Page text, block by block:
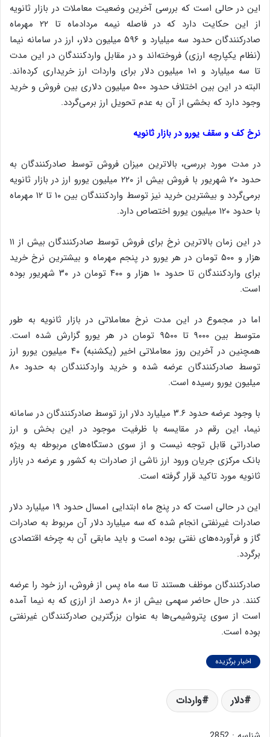
این در حالی است که بررسی‌ آخرین وضعیت معاملات در بازار ثانویه
از این حکایت دارد که در فاصله نیمه مردادماه تا ۲۲ مهرماه
صادرکنندگان حدود سه میلیارد و ۵۹۶ میلیون دلار، ارز در سامانه نیما
(نظام یکپارچه ارزی) فروخته‌اند و در مقابل واردکنندگان در این مدت
تا سه میلیارد و ۱۰۱ میلیون دلار برای واردات ارز خریداری کرده‌اند.
البته در این بین اختلاف حدود ۵۰۰ میلیون دلاری بین فروش و خرید
وجود دارد که بخشی از آن به عدم تحویل ارز برمی‌گردد.
نرخ کف و سقف یورو در بازار ثانویه
در مدت مورد بررسی، بالاترین میزان فروش توسط صادرکنندگان به
حدود ۲۰ شهریور با فروش بیش از ۲۲۰ میلیون یورو ارز در بازار ثانویه
برمی‌گردد و بیشترین خرید نیز توسط واردکنندگان بین ۱۰ تا ۱۲ مهرماه
با حدود ۱۲۰ میلیون یورو اختصاص دارد.
در این زمان بالاترین نرخ برای فروش توسط صادرکنندگان بیش از ۱۱
هزار و ۵۰۰ تومان در هر یورو در پنجم مهرماه و بیشترین نرخ خرید
برای واردکنندگان تا حدود ۱۰ هزار و ۴۰۰ تومان در ۳۰ شهریور بوده
است.
اما در مجموع در این مدت نرخ معاملاتی در بازار ثانویه به طور
متوسط بین ۹۰۰۰ تا ۹۵۰۰ تومان در هر یورو گزارش شده است.
همچنین در آخرین روز معاملاتی اخیر (یکشنبه) ۴۰ میلیون یورو ارز
توسط صادرکنندگان عرضه شده و خرید واردکنندگان به حدود ۸۰
میلیون یورو رسیده است.
با وجود عرضه حدود ۳.۶ میلیارد دلار ارز توسط صادرکنندگان در سامانه
نیما، این رقم در مقایسه با ظرفیت موجود در این بخش و ارز
صادراتی قابل توجه نیست و از سوی دستگاه‌های مربوطه به ویژه
بانک مرکزی جریان ورود ارز ناشی از صادرات به کشور و عرضه در بازار
ثانویه مورد تاکید قرار گرفته است.
این در حالی است که در پنج ماه ابتدایی امسال حدود ۱۹ میلیارد دلار
صادرات غیرنفتی انجام شده که سه میلیارد دلار آن مربوط به صادرات
گاز و فرآورده‌های نفتی بوده است و باید مابقی آن به چرخه اقتصادی
برگردد.
صادرکنندگان موظف هستند تا سه ماه پس از فروش، ارز خود را عرضه
کنند. در حال حاضر سهمی بیش از ۸۰ درصد از ارزی که به نیما آمده
است از سوی پتروشیمی‌ها به عنوان بزرگترین صادرکنندگان غیرنفتی
بوده است.
اخبار برگزیده
دلار واردات